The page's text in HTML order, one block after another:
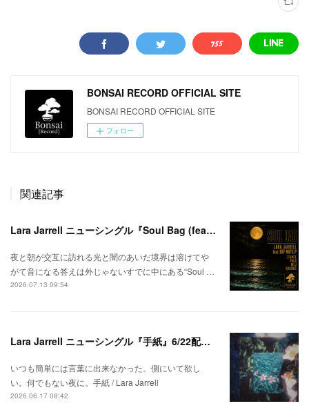
BONSAI RECORD OFFICIAL SITE
BONSAI RECORD OFFICIAL SITE
フォロー
関連記事
Lara Jarrell ニューシングル『Soul Bag (feat. Def Nuts.p)』配信スタート！
夜と朝が交互に訪れる光と闇のあいだ境界は溶けてや
がて音になる答えは外じゃないすでに中にある“Soul …
2026.07.13 09:54
Lara Jarrell ニューシングル『手紙』6/22配信スタート！
いつも簡単には言葉に出来なかった。側にいて欲し
い。何でもない夜に。手紙 / Lara Jarrell
2026.06.17 08:42